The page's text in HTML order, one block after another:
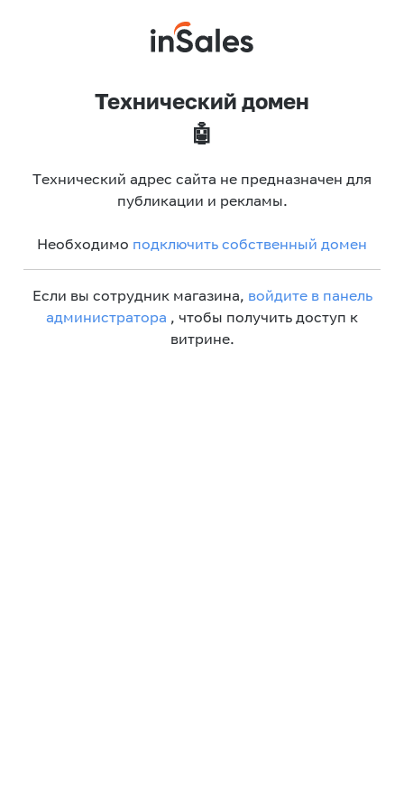
Технический домен
🤖
Технический адрес сайта не предназначен для
публикации и рекламы.
Необходимо подключить собственный домен
Если вы сотрудник магазина, войдите в панель
администратора , чтобы получить доступ к
витрине.